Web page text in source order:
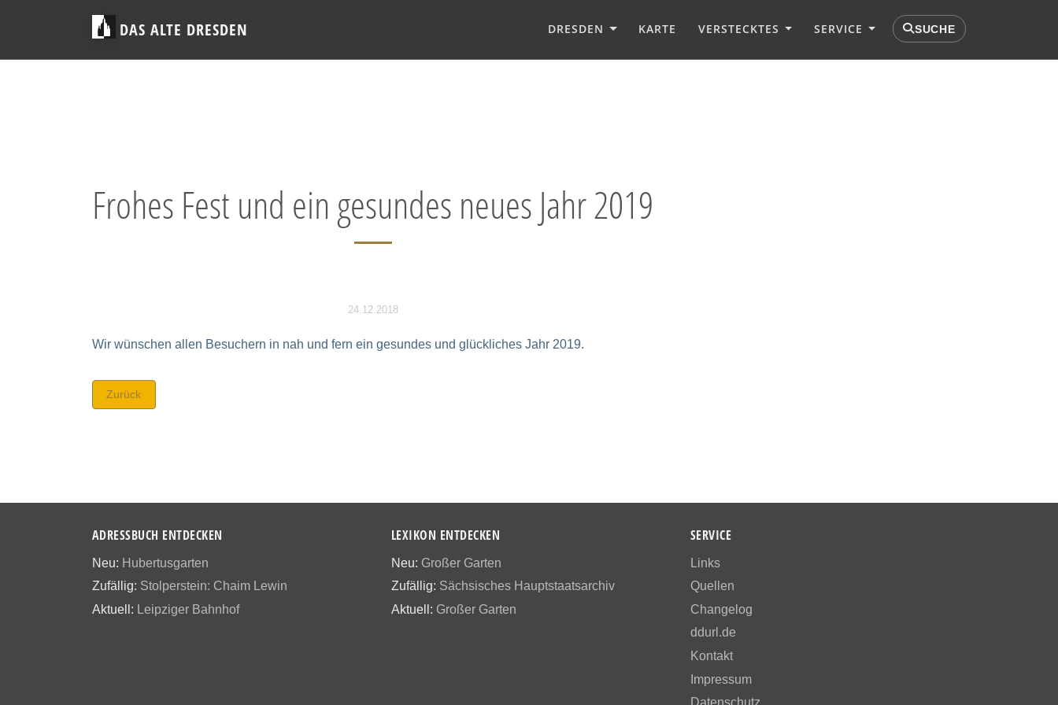
DAS ALTE DRESDEN DRESDEN KARTE VERSTECKTES SERVICE SUCHE
Frohes Fest und ein gesundes neues Jahr 2019
24.12.2018
Wir wünschen allen Besuchern in nah und fern ein gesundes und glückliches Jahr 2019.
Zurück
ADRESSBUCH ENTDECKEN
Neu: Hubertusgarten
Zufällig: Stolperstein: Chaim Lewin
Aktuell: Leipziger Bahnhof
LEXIKON ENTDECKEN
Neu: Großer Garten
Zufällig: Sächsisches Hauptstaatsarchiv
Aktuell: Großer Garten
SERVICE
Links
Quellen
Changelog
ddurl.de
Kontakt
Impressum